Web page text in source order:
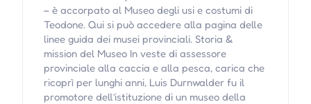
– è accorpato al Museo degli usi e costumi di
Teodone. Qui si può accedere alla pagina delle
linee guida dei musei provinciali. Storia &
mission del Museo In veste di assessore
provinciale alla caccia e alla pesca, carica che
ricoprì per lunghi anni, Luis Durnwalder fu il
promotore dell’istituzione di un museo della